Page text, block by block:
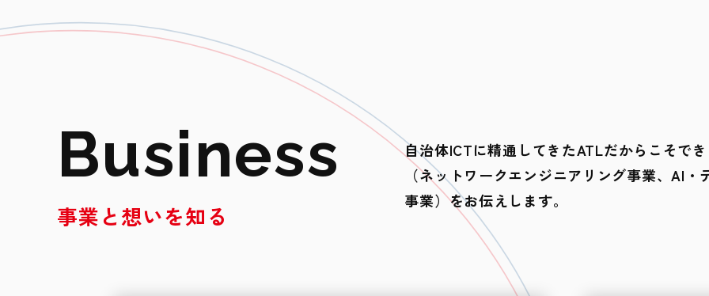
Business
事業と想いを知る
自治体ICTに精通してきたATLだからこそで
（ネットワークエンジニアリング事業、AI
事業）をお伝えします。